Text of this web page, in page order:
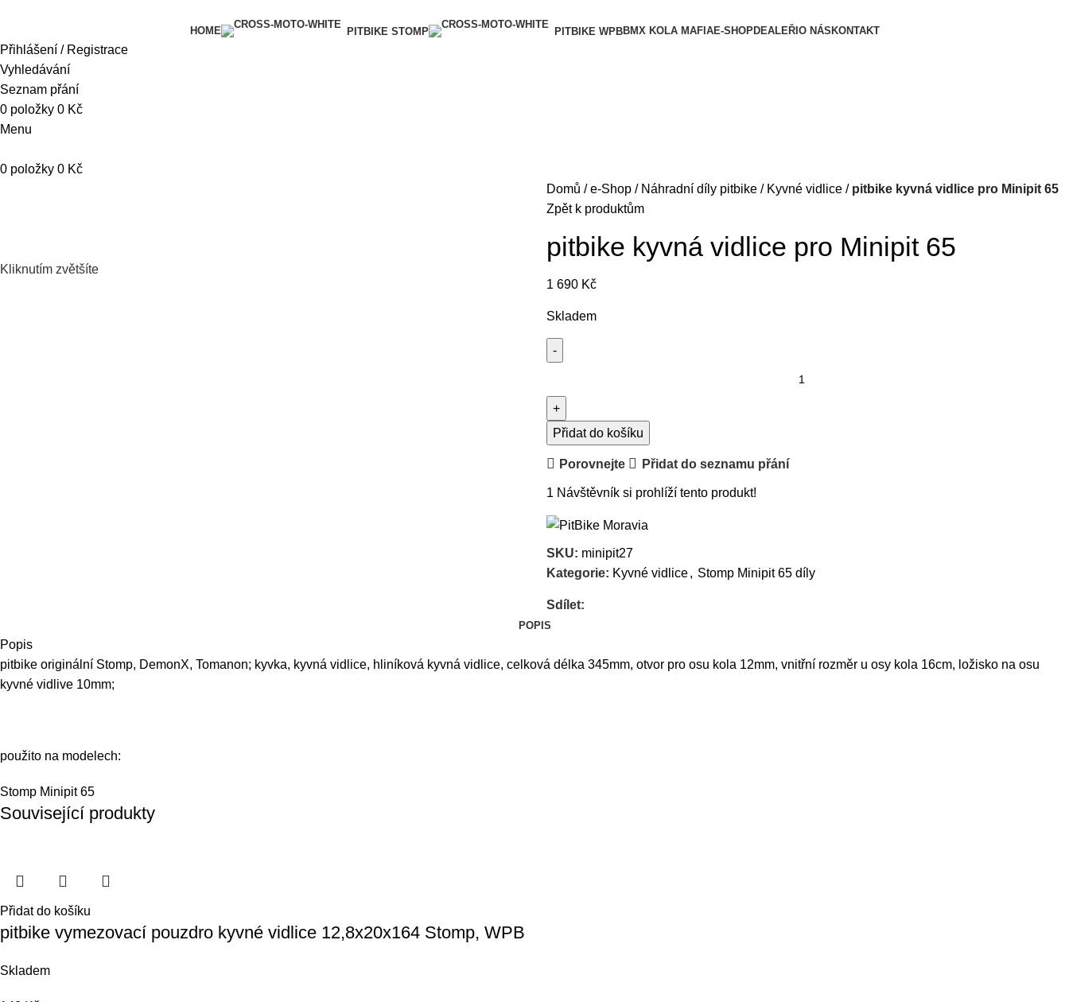
HOME PITBIKE STOMP PITBIKE WPBBMX KOLA MAFIAE-SHOPDEALEŘI O NÁS KONTAKT
Přihlášení / Registrace
Vyhledávání
Seznam přání
0 položky 0 Kč
Menu
0 položky 0 Kč
Kliknutím zvětšíte
Domů e-Shop Náhradní díly pitbike Kyvné vidlice
pitbike kyvná vidlice pro Minipit 65
Zpět k produktům
pitbike kyvná vidlice pro Minipit 65
1 690 Kč
Skladem
Přidat do košíku
Porovnejte Přidat do seznamu přání
1 Návštěvník si prohlíží tento produkt!
SKU: minipit27
Kategorie: Kyvné vidlice, Stomp Minipit 65 díly
Sdílet:
POPIS
Popis
pitbike originální Stomp, DemonX, Tomanon; kyvka, kyvná vidlice, hliníková kyvná vidlice, celková délka 345mm, otvor pro osu kola 12mm, vnitřní rozměr u osy kola 16cm, ložisko na osu
kyvné vidlive 10mm;
použito na modelech:
Stomp Minipit 65
Související produkty
Přidat do košíku
pitbike vymezovací pouzdro kyvné vidlice 12,8x20x164 Stomp, WPB
Skladem